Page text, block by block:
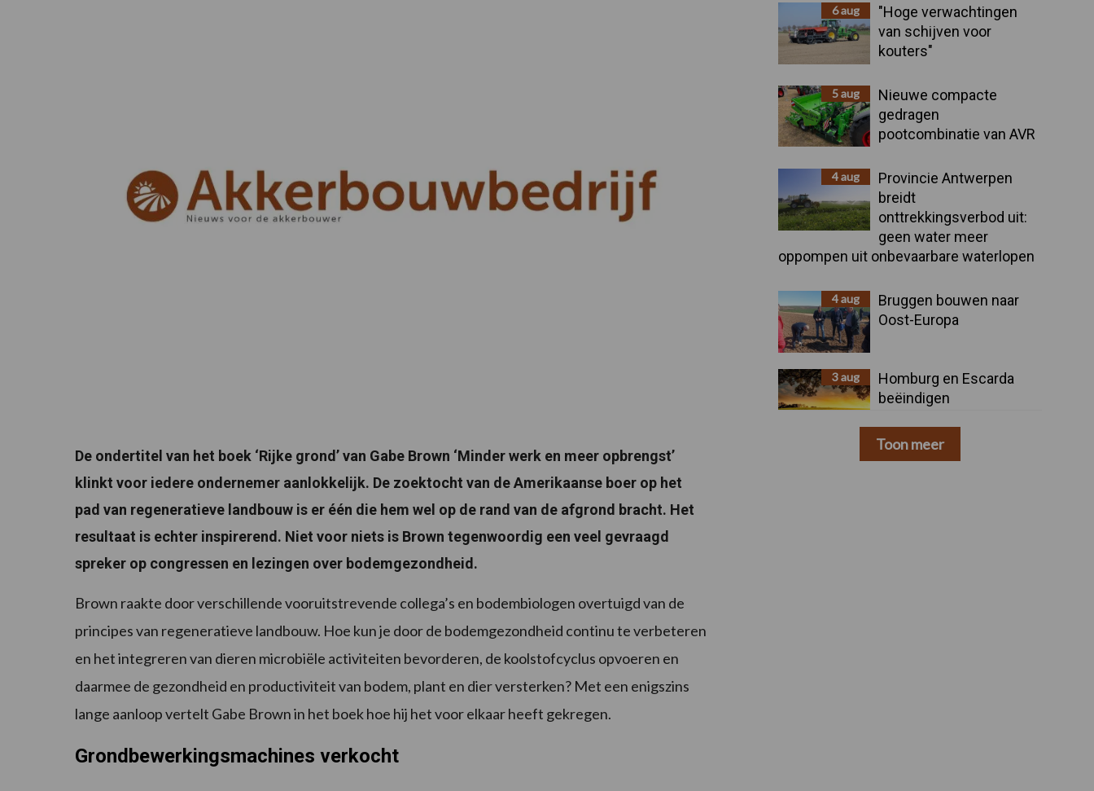
De ondertitel van het boek ‘Rijke grond’ van Gabe Brown ‘Minder werk en meer opbrengst’
klinkt voor iedere ondernemer aanlokkelijk. De zoektocht van de Amerikaanse boer op het
pad van regeneratieve landbouw is er één die hem wel op de rand van de afgrond bracht. Het
resultaat is echter inspirerend. Niet voor niets is Brown tegenwoordig een veel gevraagd
spreker op congressen en lezingen over bodemgezondheid.
Brown raakte door verschillende vooruitstrevende collega’s en bodembiologen overtuigd van de
principes van regeneratieve landbouw. Hoe kun je door de bodemgezondheid continu te verbeteren
en het integreren van dieren microbiële activiteiten bevorderen, de koolstofcyclus opvoeren en
daarmee de gezondheid en productiviteit van bodem, plant en dier versterken? Met een enigszins
lange aanloop vertelt Gabe Brown in het boek hoe hij het voor elkaar heeft gekregen.
Grondbewerkingsmachines verkocht
Sidebar6 aug
"Hoge verwachtingen
van schijven voor
kouters"
5 aug
Nieuwe compacte
gedragen
pootcombinatie van AVR
4 aug
Provincie Antwerpen
breidt
onttrekkingsverbod uit:
geen water meer
oppompen uit onbevaarbare waterlopen
4 aug
Bruggen bouwen naar
Oost-Europa
3 aug
Homburg en Escarda
beëindigen
Toon meer